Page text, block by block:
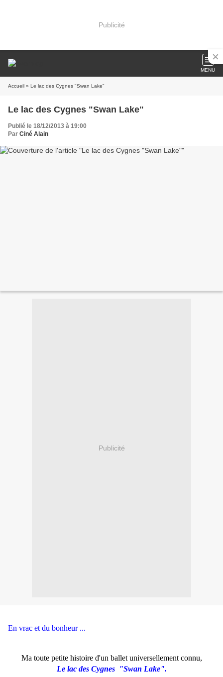
Publicité
MENU
Accueil » Le lac des Cygnes "Swan Lake"
Le lac des Cygnes "Swan Lake"
Publié le 18/12/2013 à 19:00
Par Ciné Alain
Publicité
En vrac et du bonheur ...
Ma toute petite histoire d'un ballet universellement connu,
Le lac des Cygnes
"Swan Lake".